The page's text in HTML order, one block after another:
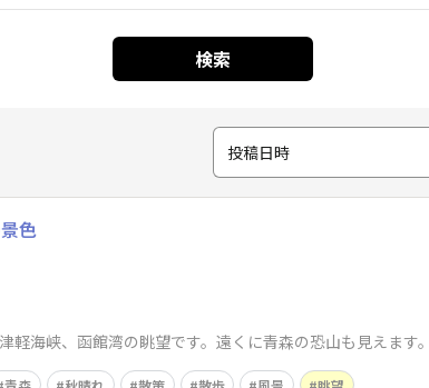
検索
投稿日時
色
軽海峡、函館湾の眺望です。遠くに青森の恐山も見えます。